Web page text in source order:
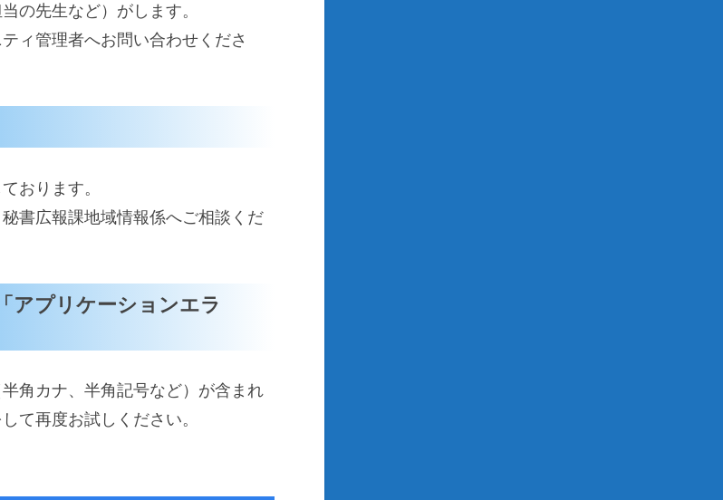
の先生など）がします。
ィ管理者へお問い合わせくださ
おります。
書広報課地域情報係へご相談くだ
アプリケーションエラ
角カナ、半角記号など）が含まれ
て再度お試しください。